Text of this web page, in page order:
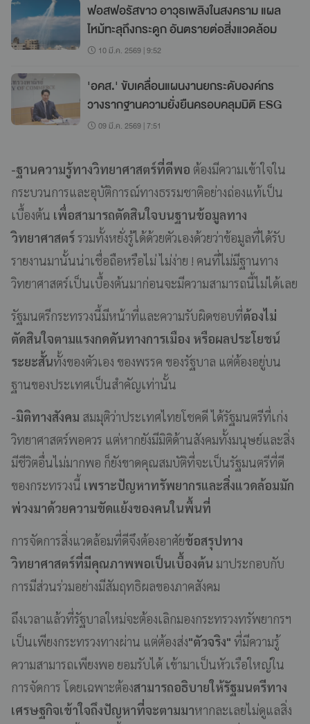
ฟอสฟอรัสขาว อาวุธเพลิงในสงคราม แผล
ไหม้ทะลุถึงกระดูก อันตรายต่อสิ่งแวดล้อม
10 มี.ค. 2569 | 9:52
'อคส.' ขับเคลื่อนแผนงานยกระดับองค์กร
วางรากฐานความยั่งยืนครอบคลุมมิติ ESG
09 มี.ค. 2569 | 7:51
-ฐานความรู้ทางวิทยาศาสตร์ที่ดีพอ ต้องมีความเข้าใจใน
กระบวนการและอุบัติการณ์ทางธรรมชาติอย่างถ่องแท้เป็น
เบื้องต้น เพื่อสามารถตัดสินใจบนฐานข้อมูลทาง
วิทยาศาสตร์รวมทั้งหยั่งรู้ได้ด้วยตัวเองด้วยว่าข้อมูลที่ได้รับ
รายงานมานั้นน่าเชื่อถือหรือไม่ ไม่ง่าย ! คนที่ไม่มีฐานทาง
วิทยาศาสตร์เป็นเบื้องต้นมาก่อนจะมีความสามารถนี้ไม่ได้เลย
รัฐมนตรีกระทรวงนี้มีหน้าที่และความรับผิดชอบที่ต้องไม่
ตัดสินใจตามแรงกดดันทางการเมือง หรือผลประโยชน์
ระยะสั้นทั้งของตัวเอง ของพรรค ของรัฐบาล แต่ต้องอยู่บน
ฐานของประเทศเป็นสำคัญเท่านั้น
-มิติทางสังคม สมมุติว่าประเทศไทยโชคดี ได้รัฐมนตรีที่เก่ง
วิทยาศาสตร์พอควร แต่หากยังมีมิติด้านสังคมทั้งมนุษย์และสิ่ง
มีชีวิตอื่นไม่มากพอ ก็ยังขาดคุณสมบัติที่จะเป็นรัฐมนตรีที่ดี
ของกระทรวงนี้ เพราะปัญหาทรัพยากรและสิ่งแวดล้อมมัก
พ่วงมาด้วยความขัดแย้งของคนในพื้นที่
การจัดการสิ่งแวดล้อมที่ดีจึงต้องอาศัยข้อสรุปทาง
วิทยาศาสตร์ที่มีคุณภาพพอเป็นเบื้องต้น มาประกอบกับ
การมีส่วนร่วมอย่างมีสัมฤทธิผลของภาคสังคม
ถึงเวลาแล้วที่รัฐบาลใหม่จะต้องเลิกมองกระทรวงทรัพยากรฯ
เป็นเพียงกระทรวงทางผ่าน แต่ต้องส่ง"ตัวจริง" ที่มีความรู้
ความสามารถเพียงพอ ยอมรับได้ เข้ามาเป็นหัวเรือใหญ่ใน
การจัดการ โดยเฉพาะต้องสามารถอธิบายให้รัฐมนตรีทาง
เศรษฐกิจเข้าใจถึงปัญหาที่จะตามมาหากละเลยไม่ดูแลสิ่ง